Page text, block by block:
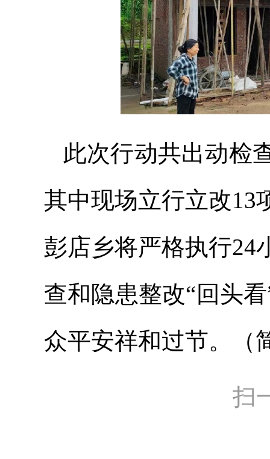
此次行动共出动检
其中现场立行立改13
彭店乡将严格执行24
查和隐患整改“回头
众平安祥和过节。（
扫